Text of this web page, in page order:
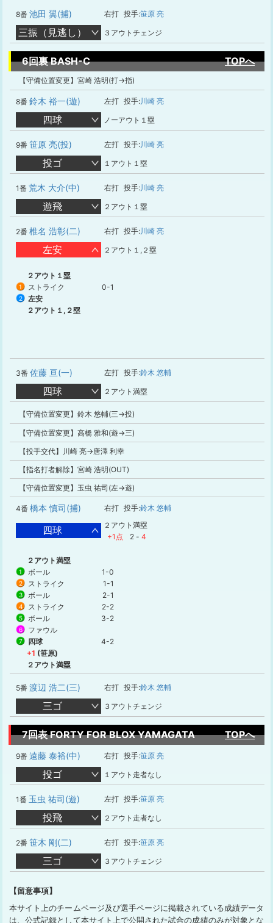
8番 池田 翼(捕) 右打 投手:笹原 亮
三振（見逃し） ３アウトチェンジ
6回裏 BASH-C TOPへ
【守備位置変更】宮崎 浩明(打→指)
8番 鈴木 裕一(遊) 左打 投手:川崎 亮
四球 ノーアウト１塁
9番 笹原 亮(投) 左打 投手:川崎 亮
投ゴ １アウト１塁
1番 荒木 大介(中) 右打 投手:川崎 亮
遊飛 ２アウト１塁
2番 椎名 浩彰(二) 右打 投手:川崎 亮
左安 ２アウト１,２塁
２アウト１塁
1 ストライク 0-1
2
左安
２アウト１,２塁
3番 佐藤 亘(一) 左打 投手:鈴木 悠輔
四球 ２アウト満塁
【守備位置変更】鈴木 悠輔(三→投)
【守備位置変更】高橋 雅和(遊→三)
【投手交代】川崎 亮→唐澤 利幸
【指名打者解除】宮崎 浩明(OUT)
【守備位置変更】玉虫 祐司(左→遊)
4番 橋本 慎司(捕) 右打 投手:鈴木 悠輔
四球
２アウト満塁
+1点
2 - 4
２アウト満塁
1 ボール 1-0
2 ストライク 1-1
3 ボール 2-1
4 ストライク 2-2
5 ボール 3-2
6 ファウル
7 四球
4-2
+1 (笹原)
２アウト満塁
5番 渡辺 浩二(三) 右打 投手:鈴木 悠輔
三ゴ ３アウトチェンジ
7回表 FORTY FOR BLOX YAMAGATA TOPへ
9番 遠藤 泰裕(中) 右打 投手:笹原 亮
投ゴ １アウト走者なし
1番 玉虫 祐司(遊) 左打 投手:笹原 亮
投飛 ２アウト走者なし
2番 笹木 剛(二) 右打 投手:笹原 亮
三ゴ ３アウトチェンジ
【留意事項】
本サイト上のチームページ及び選手ページに掲載されている成績データ
は、公式記録として本サイト上で公開された試合の成績のみが対象とな